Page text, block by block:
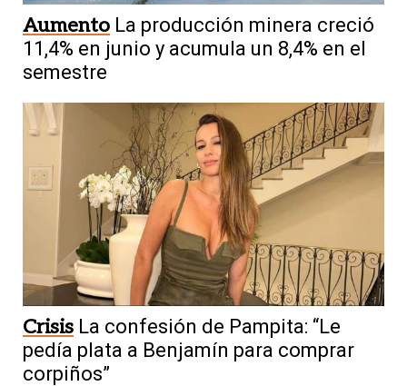
Aumento La producción minera creció
11,4% en junio y acumula un 8,4% en el
semestre
Crisis La confesión de Pampita: “Le
pedía plata a Benjamín para comprar
corpiños”